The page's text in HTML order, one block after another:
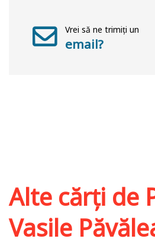
Vrei să ne trimiți un
email?
Alte cărți de
Vasile